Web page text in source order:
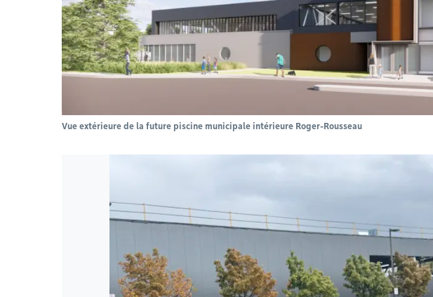
Vue extérieure de la future piscine municipale intérieure Roger-Rousseau